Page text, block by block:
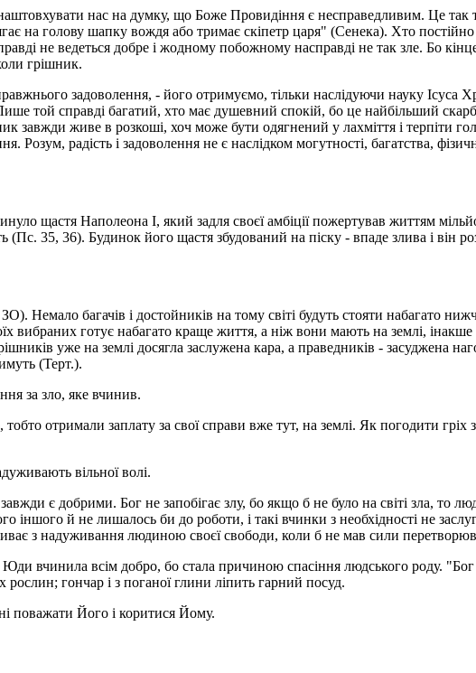
нас на думку, що Боже Провидіння є несправедливим. Це так
на голову шапку вождя або тримає скіпетр царя" (Сенека). Хто
не ведеться добре і жодному побожному насправді не так зле. Бо
грішник.
задоволення, - його отримуємо, тільки наслідуючи науку Ісуса
той справді багатий, хто має душевний спокій, бо це найбільший
живе в розкоші, хоч може бути одягнений у лахміття і терпіти
Розум, радість і задоволення не є наслідком могутності, багатства,
щастя Наполеона І, який задля своєї амбіції пожертував життям
(Пс. 35, 36). Будинок його щастя збудований на піску - впаде злива і він
багачів і достойників на тому світі будуть стояти набагато
вибраних готує набагато краще життя, а ніж вони мають на землі,
уже на землі досягла заслужена кара, а праведників - засуджена
(Терт.).
за зло, яке вчинив.
отримали заплату за свої справи вже тут, на землі. Як погодити гріх
вільної волі.
є добрими. Бог не запобігає злу, бо якщо б не було на світі зла, то
й не лишалось би до роботи, і такі вчинки з необхідності не
з надуживання людиною своєї свободи, коли б не мав сили
вчинила всім добро, бо стала причиною спасіння людського роду.
гончар і з поганої глини ліпить гарний посуд.
поважати Його і коритися Йому.